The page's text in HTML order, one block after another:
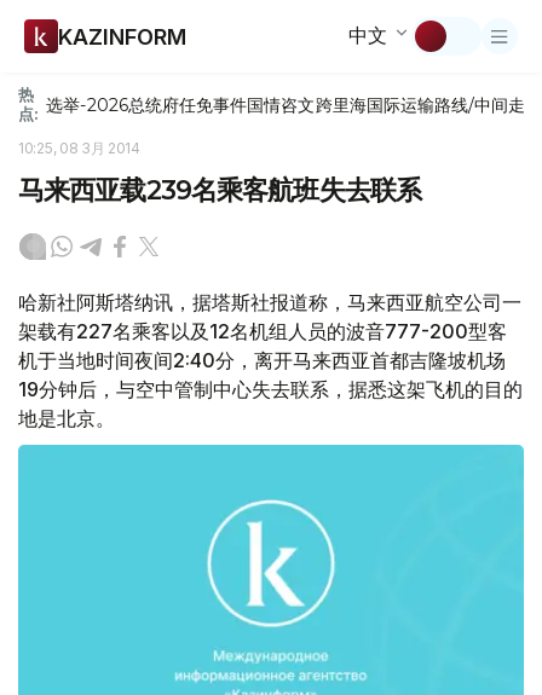
KAZINFORM 中文
热
点: 选举-2026总统府任免事件国情咨文跨里海国际运输路线/中间走廊
10:25, 08 3月 2014
马来西亚载239名乘客航班失去联系
哈新社阿斯塔纳讯，据塔斯社报道称，马来西亚航空公司一
架载有227名乘客以及12名机组人员的波音777-200型客
机于当地时间夜间2:40分，离开马来西亚首都吉隆坡机场
19分钟后，与空中管制中心失去联系，据悉这架飞机的目的
地是北京。